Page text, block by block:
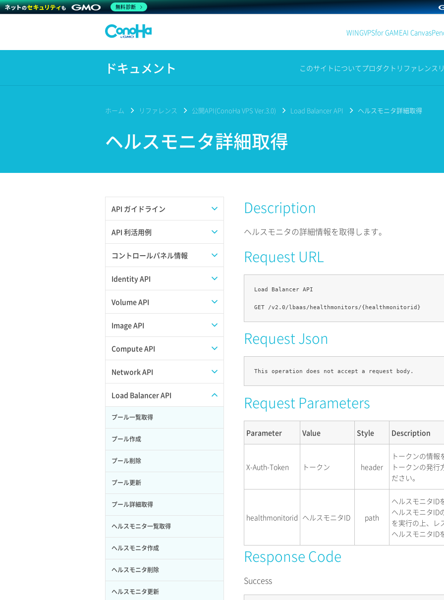
WINGVPSfor GAMEAI Canvas
ドキュメント このサイトについてプロダクト リファレンス
ホーム リファレンス 公開API(ConoHa VPS Ver.3.0) Load Balancer API ヘルスモニタ詳細取得
ヘルスモニタ詳細取得
API ガイドライン
APIのご利用について
API 利活用例
APIでAPIサブユーザーを作成する
APIでVPSにISOイメージを挿入する
APIでVPSを作成する
コントロールパネル情報
APIユーザーを作成する
API情報を確認する
Identity API
Credential一覧取得
Credential作成
Credential削除
サブユーザーにロールを紐づけ
サブユーザー一覧取得
サブユーザー作成
サブユーザー削除
サブユーザー更新
サブユーザー詳細取得
トークン発行
パーミッション一覧取得
ロールからパーミッションを紐づけ解
除
Volume API
スナップショット一覧取得
スナップショット作成
スナップショット削除
指定）
バックアップリストア
バックアップ一覧取得
バックアップ詳細一覧取得
バックアップ詳細取得
ボリュームイメージ保存
ボリュームタイプ一覧取得
ボリュームタイプ詳細取得
Image API
ISOイメージアップロード
ISOイメージ作成
イメージ一覧取得
イメージ保存使用量取得
イメージ保存容量取得
イメージ保存容量変更
イメージ削除
イメージ詳細取得
Compute API
ISOイメージ挿入/排出
SSHキーペア一覧取得
SSHキーペア作成
SSHキーペア削除
SSHキーペア詳細取得
アタッチ済みポート一覧取得
アタッチ済みポート詳細取得
アタッチ済みボリューム一覧
アタッチ済みボリューム詳細取得
コンソールURL発行
サーバーに紐づくアドレス取得
Network API
QoSポリシー一覧取得
QoSポリシー詳細取得
サブネット一覧取得
サブネット作成（ローカルネットワー
ク用）
サブネット詳細取得
セキュリティグループ ルール一覧取得
セキュリティグループ ルール作成
セキュリティグループ ルール削除
Load Balancer API
プール一覧取得
プール作成
プール削除
プール更新
プール詳細取得
ヘルスモニタ一覧取得
ヘルスモニタ作成
ヘルスモニタ削除
ヘルスモニタ更新
Description
ヘルスモニタの詳細情報を取得します。
Request URL
Load Balancer API
Request Json
Request Parameters
Parameter Value Style Description
X-Auth-Token トークン header
トークンの情報
トークンの発行
ださい。
healthmonitorid ヘルスモニタID path
ヘルスモニタID
ヘルスモニタID
を実行の上、レ
ヘルスモニタID
Response Code
Success
無料診断